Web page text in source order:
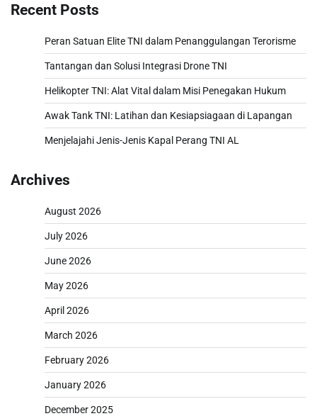
Recent Posts
Peran Satuan Elite TNI dalam Penanggulangan Terorisme
Tantangan dan Solusi Integrasi Drone TNI
Helikopter TNI: Alat Vital dalam Misi Penegakan Hukum
Awak Tank TNI: Latihan dan Kesiapsiagaan di Lapangan
Menjelajahi Jenis-Jenis Kapal Perang TNI AL
Archives
August 2026
July 2026
June 2026
May 2026
April 2026
March 2026
February 2026
January 2026
December 2025